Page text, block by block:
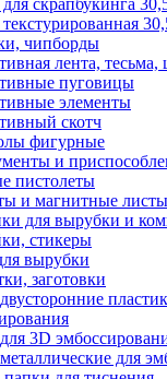
скрапбукинга
чипборды
лента,
пуговицы
элементы
скотч
фигурные
и
пистолеты
и магнитные листы
для вырубки и
стикеры
вырубки
заготовки
3D
для